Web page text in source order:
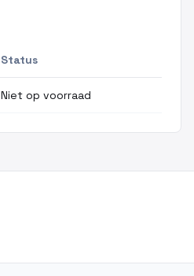
Status
Niet op voorraad